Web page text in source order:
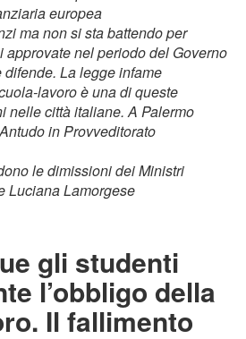
europea
ma non si sta battendo per
approvate nel periodo del Governo
La legge infame
lavoro è una di queste
nelle città italiane. A Palermo
in Provveditorato
le dimissioni dei Ministri
Luciana Lamorgese
gli studenti
l’obbligo della
Il fallimento